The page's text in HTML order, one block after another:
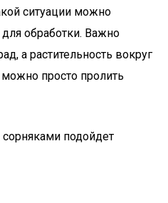
ситуации можно
обработки. Важно
а растительность вокруг
просто пролить
подойдет